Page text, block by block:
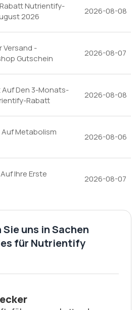
Nutrientify-
2026
2026-08-08
Versand -
Gutschein
2026-08-07
Den 3-Monats-
Rabatt
2026-08-08
Metabolism
2026-08-06
Ihre Erste
2026-08-07
uns in Sachen
für Nutrientify